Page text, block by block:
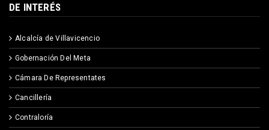
DE INTERÉS
Alcalcía de Villavicencio
Gobernación Del Meta
Cámara De Representates
Cancillería
Contraloría